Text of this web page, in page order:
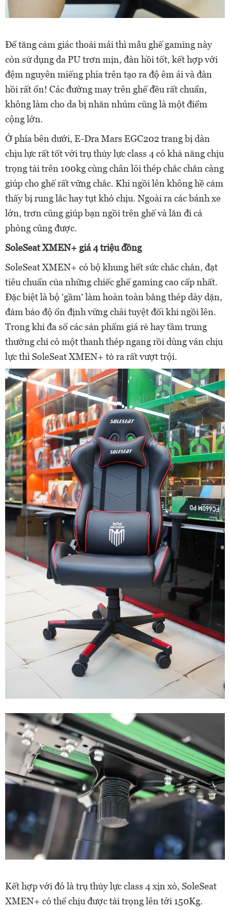
Để tăng cảm giác thoải mái thì mẫu ghế gaming này
còn sử dụng da PU trơn mịn, đàn hồi tốt, kết hợp với
đệm nguyên miếng phía trên tạo ra độ êm ái và đàn
hồi rất ổn! Các đường may trên ghế đều rất chuẩn,
không làm cho da bị nhăn nhúm cũng là một điểm
cộng lớn.
Ở phía bên dưới, E-Dra Mars EGC202 trang bị dàn
chịu lực rất tốt với trụ thủy lực class 4 có khả năng chịu
trọng tải trên 100kg cùng chân lõi thép chắc chắn càng
giúp cho ghế rất vững chắc. Khi ngồi lên không hề cảm
thấy bị rung lắc hay tụt khó chịu. Ngoài ra các bánh xe
lớn, trơn cũng giúp bạn ngồi trên ghế và lăn đi cả
phòng cũng được.
SoleSeat XMEN+ giá 4 triệu đồng
SoleSeat XMEN+ có bộ khung hết sức chắc chắn, đạt
tiêu chuẩn của những chiếc ghế gaming cao cấp nhất.
Đặc biệt là bộ 'gầm' làm hoàn toàn bằng thép dày dặn,
đảm bảo độ ổn định vững chãi tuyệt đối khi ngồi lên.
Trong khi đa số các sản phẩm giá rẻ hay tầm trung
thường chỉ có một thanh thép ngang rồi dùng ván chịu
lực thì SoleSeat XMEN+ tỏ ra rất vượt trội.
Kết hợp với đó là trụ thủy lực class 4 xịn xò, SoleSeat
XMEN+ có thể chịu được tải trọng lên tới 150Kg.